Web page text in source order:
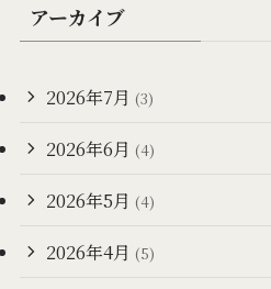
アーカイブ
2026年7月 (3)
2026年6月 (4)
2026年5月 (4)
2026年4月 (5)